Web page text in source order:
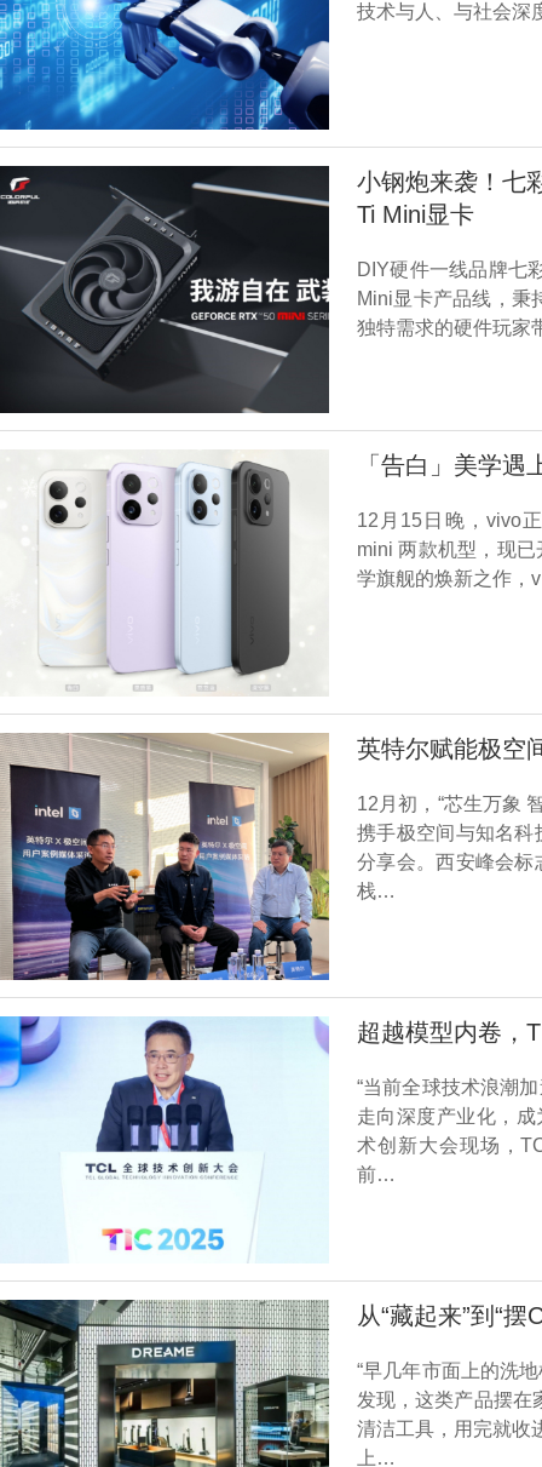
技术与人、与社会深
小钢炮来袭！七
Ti Mini显卡
DIY硬件一线品牌七
Mini显卡产品线，秉
独特需求的硬件玩家
「告白」美学
12月15日晚，vivo
mini 两款机型，现
学旗舰的焕新之作
英特尔赋能极空
12月初，“芯生万象
携手极空间与知名科
分享会。西安峰会标
栈…
超越模型内卷，
“当前全球技术浪潮
走向深度产业化，
术创新大会现场，
前…
从“藏起来”到“
“早几年市面上的洗
发现，这类产品摆在
清洁工具，用完就收
上…